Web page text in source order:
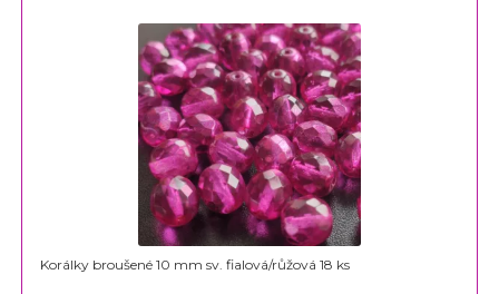
Korálky broušené 10 mm sv. fialová/růžová 18 ks